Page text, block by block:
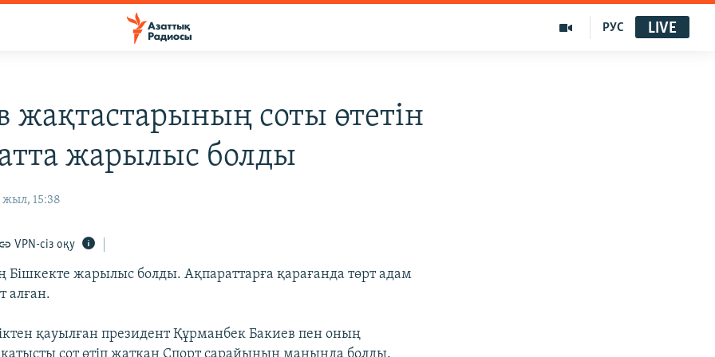
РУС LIVE
жақтастарының соты өтетін
жарылыс болды
15:38
VPN-сіз оқу
Бішкекте жарылыс болды. Ақпараттарға қарағанда төрт адам
алған.
қауылған президент Құрманбек Бакиев пен оның